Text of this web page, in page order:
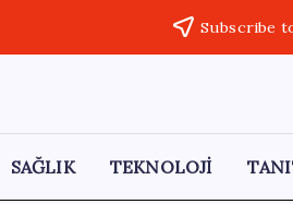
Subscribe
SAĞLIK TEKNOLOJİ